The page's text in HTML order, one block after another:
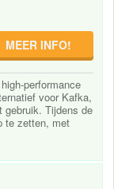
MEER INFO!
performance
voor Kafka,
gebruik. Tijdens de
te zetten, met